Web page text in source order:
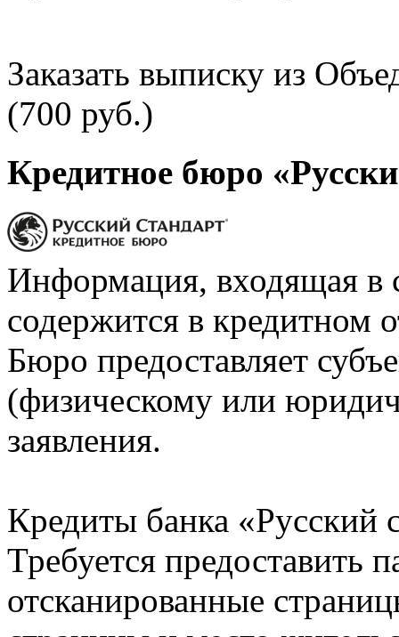
Заказать выписку из
(700 руб.)
Кредитное бюро
Информация, входящая в
содержится в кредитном
Бюро предоставляет
(физическому или
заявления.
Кредиты банка «Русский
Требуется предоставить
отсканированные